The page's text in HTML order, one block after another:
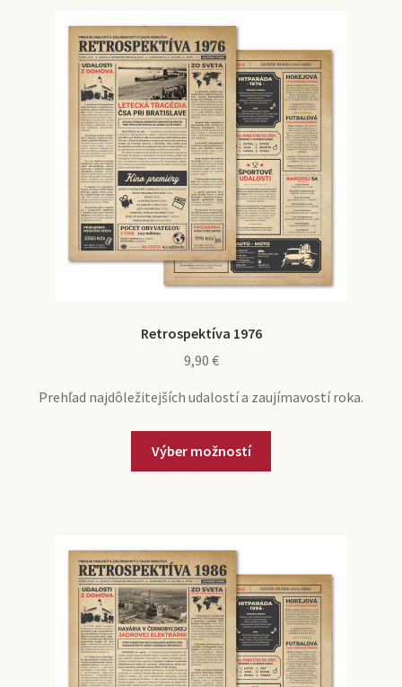
Retrospektíva 1976
9,90 €
Prehľad najdôležitejších udalostí a zaujímavostí roka.
Výber možností